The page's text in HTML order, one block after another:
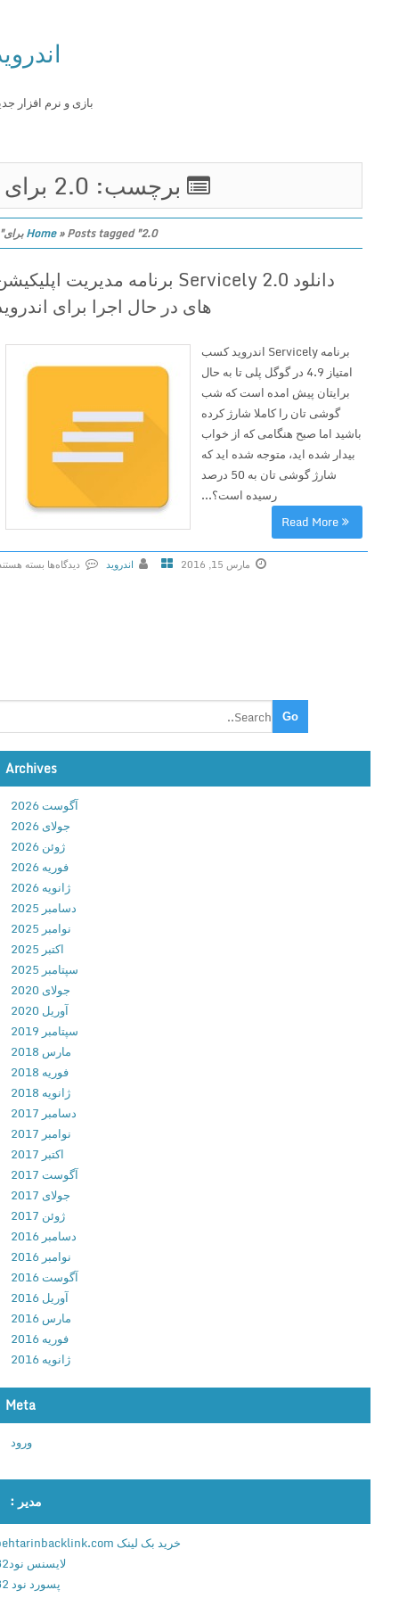
اندروید
بازی و نرم افزار جدید
برچسب: 2.0 برای
Home»Posts tagged "2.0 برای"
دانلود Servicely 2.0 برنامه مدیریت اپلیکیشن
های در حال اجرا برای اندروید
برنامه Servicely اندروید کسب
امتیاز 4.9 در گوگل پلی تا به حال
برایتان پیش امده است که شب
گوشی تان را کاملا شارژ کرده
باشید اما صبح هنگامی که از خواب
بیدار شده اید، متوجه شده اید که
شارژ گوشی تان به 50 درصد
رسیده است؟...
Read More
مارس 15, 2016 اندروید
دیدگاه‌ها
ل
و
S
e
r
v
i
c
e
l
2
.
0
ب
ر
ن
ا
م
ه
د
ی
ر
ی
ت
ا
پ
ل
ی
ک
ی
ن
ر
ح
بسته هستند
Archives
آگوست 2026
جولای 2026
ژوئن 2026
فوریه 2026
ژانویه 2026
دسامبر 2025
نوامبر 2025
سپتامبر 2025
جولای 2020
آوریل 2020
سپتامبر 2019
مارس 2018
فوریه 2018
ژانویه 2018
دسامبر 2017
نوامبر 2017
آگوست 2017
جولای 2017
ژوئن 2017
دسامبر 2016
نوامبر 2016
آگوست 2016
آوریل 2016
مارس 2016
فوریه 2016
ژانویه 2016
Meta
مدیر :
خرید بک لینک behtarinbacklink.com
لایسنس نود32
پسورد نود 32